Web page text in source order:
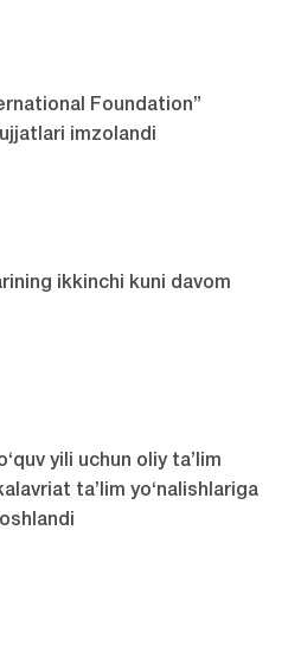
Foundation”
imzolandi
ikkinchi kuni davom
yili uchun oliy ta’lim
ta’lim yo‘nalishlariga